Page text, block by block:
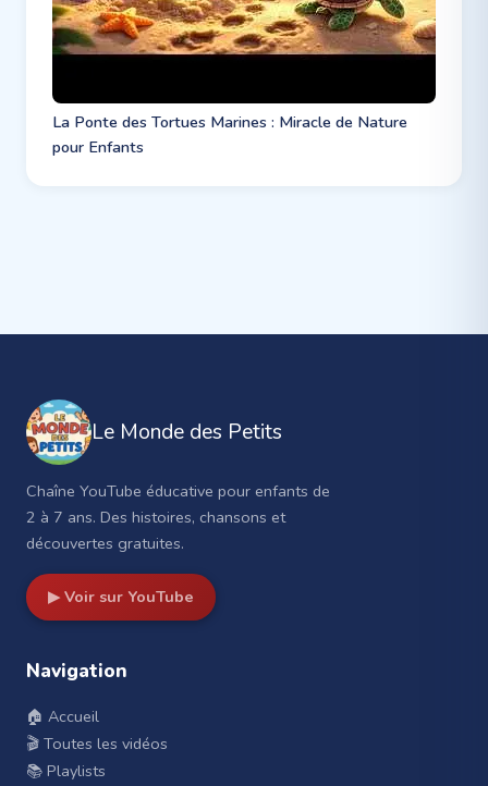
La Ponte des Tortues Marines : Miracle de Nature
pour Enfants
Le Monde des Petits
Chaîne YouTube éducative pour enfants de
2 à 7 ans. Des histoires, chansons et
découvertes gratuites.
▶ Voir sur YouTube
Navigation
🏠 Accueil
🎬 Toutes les vidéos
📚 Playlists